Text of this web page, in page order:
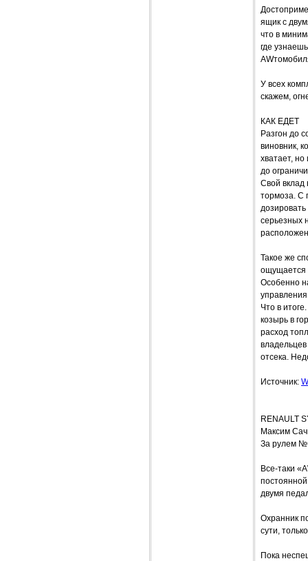
ящик с
что в
где
У всех
скажем,
КАК ЕДЕТ
Разгон до
виновник,
хватает,
до
Свой вклад
тормоза. С
серьезных
Такое же
ощущается
Особенно
Что в
козырь в
расход
отсека.
Источник:
RENAULT
Максим
За рулем
Все-таки
двумя
Охранник
сути,
Пока